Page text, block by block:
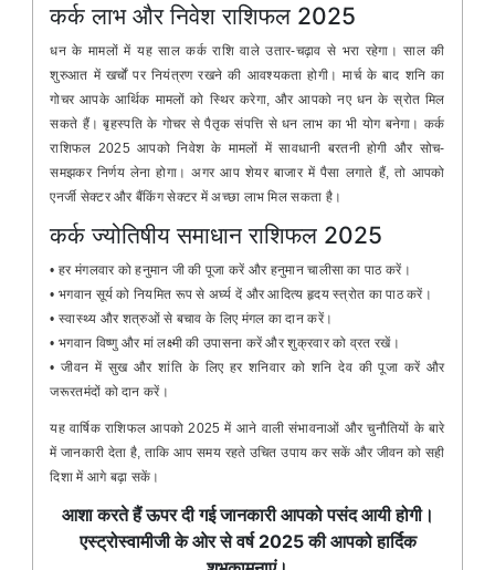
कर्क लाभ और निवेश राशिफल 2025
धन के मामलों में यह साल कर्क राशि वाले उतार-चढ़ाव से भरा रहेगा। साल की
शुरुआत में खर्चों पर नियंत्रण रखने की आवश्यकता होगी। मार्च के बाद शनि का
गोचर आपके आर्थिक मामलों को स्थिर करेगा, और आपको नए धन के स्रोत मिल
सकते हैं। बृहस्पति के गोचर से पैतृक संपत्ति से धन लाभ का भी योग बनेगा। कर्क
राशिफल 2025 आपको निवेश के मामलों में सावधानी बरतनी होगी और सोच-
समझकर निर्णय लेना होगा। अगर आप शेयर बाजार में पैसा लगाते हैं, तो आपको
एनर्जी सेक्टर और बैंकिंग सेक्टर में अच्छा लाभ मिल सकता है।
कर्क ज्योतिषीय समाधान राशिफल 2025
• हर मंगलवार को हनुमान जी की पूजा करें और हनुमान चालीसा का पाठ करें।
• भगवान सूर्य को नियमित रूप से अर्घ्य दें और आदित्य हृदय स्त्रोत का पाठ करें।
• स्वास्थ्य और शत्रुओं से बचाव के लिए मंगल का दान करें।
• भगवान विष्णु और मां लक्ष्मी की उपासना करें और शुक्रवार को व्रत रखें।
• जीवन में सुख और शांति के लिए हर शनिवार को शनि देव की पूजा करें और
जरूरतमंदों को दान करें।
यह वार्षिक राशिफल आपको 2025 में आने वाली संभावनाओं और चुनौतियों के बारे
में जानकारी देता है, ताकि आप समय रहते उचित उपाय कर सकें और जीवन को सही
दिशा में आगे बढ़ा सकें।
आशा करते हैं ऊपर दी गई जानकारी आपको पसंद आयी होगी।
एस्ट्रोस्वामीजी के ओर से वर्ष 2025 की आपको हार्दिक